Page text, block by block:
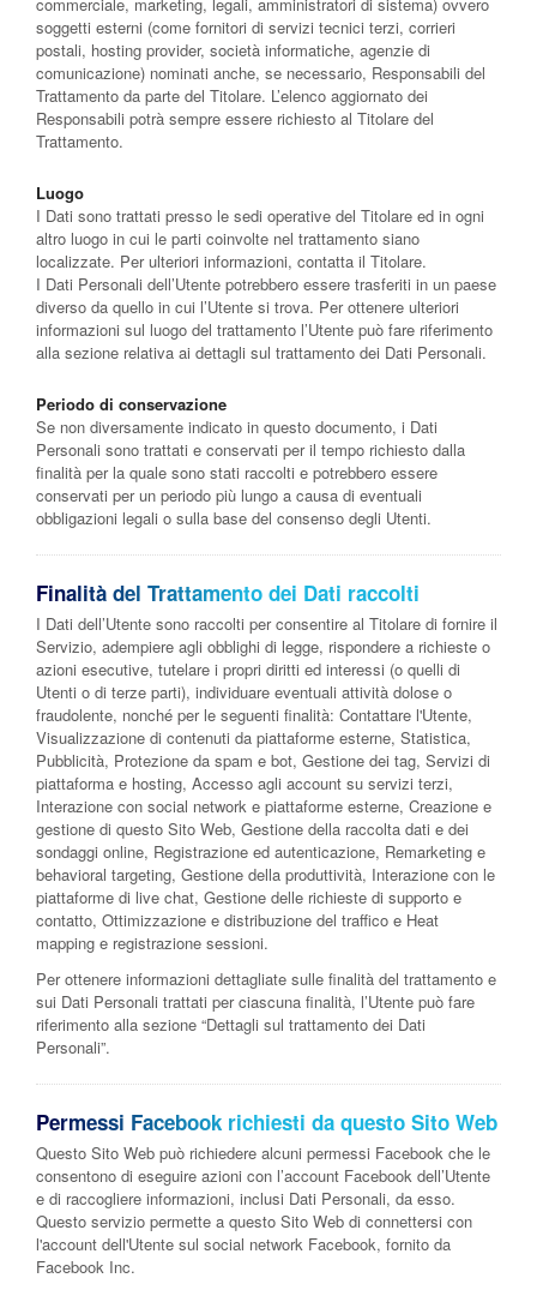
soggetti esterni (come fornitori di servizi tecnici terzi, corrieri
postali, hosting provider, società informatiche, agenzie di
comunicazione) nominati anche, se necessario, Responsabili del
Trattamento da parte del Titolare. L’elenco aggiornato dei
Responsabili potrà sempre essere richiesto al Titolare del
Trattamento.
Luogo
I Dati sono trattati presso le sedi operative del Titolare ed in ogni
altro luogo in cui le parti coinvolte nel trattamento siano
localizzate. Per ulteriori informazioni, contatta il Titolare.
I Dati Personali dell’Utente potrebbero essere trasferiti in un paese
diverso da quello in cui l’Utente si trova. Per ottenere ulteriori
informazioni sul luogo del trattamento l’Utente può fare riferimento
alla sezione relativa ai dettagli sul trattamento dei Dati Personali.
Periodo di conservazione
Se non diversamente indicato in questo documento, i Dati
Personali sono trattati e conservati per il tempo richiesto dalla
finalità per la quale sono stati raccolti e potrebbero essere
conservati per un periodo più lungo a causa di eventuali
obbligazioni legali o sulla base del consenso degli Utenti.
Finalità del Trattamento dei Dati raccolti
I Dati dell’Utente sono raccolti per consentire al Titolare di fornire il
Servizio, adempiere agli obblighi di legge, rispondere a richieste o
azioni esecutive, tutelare i propri diritti ed interessi (o quelli di
Utenti o di terze parti), individuare eventuali attività dolose o
fraudolente, nonché per le seguenti finalità: Contattare l'Utente,
Visualizzazione di contenuti da piattaforme esterne, Statistica,
Pubblicità, Protezione da spam e bot, Gestione dei tag, Servizi di
piattaforma e hosting, Accesso agli account su servizi terzi,
Interazione con social network e piattaforme esterne, Creazione e
gestione di questo Sito Web, Gestione della raccolta dati e dei
sondaggi online, Registrazione ed autenticazione, Remarketing e
behavioral targeting, Gestione della produttività, Interazione con le
piattaforme di live chat, Gestione delle richieste di supporto e
contatto, Ottimizzazione e distribuzione del traffico e Heat
mapping e registrazione sessioni.
Per ottenere informazioni dettagliate sulle finalità del trattamento e
sui Dati Personali trattati per ciascuna finalità, l’Utente può fare
riferimento alla sezione “Dettagli sul trattamento dei Dati
Personali”.
Permessi Facebook richiesti da questo Sito Web
Questo Sito Web può richiedere alcuni permessi Facebook che le
consentono di eseguire azioni con l’account Facebook dell’Utente
e di raccogliere informazioni, inclusi Dati Personali, da esso.
Questo servizio permette a questo Sito Web di connettersi con
l'account dell'Utente sul social network Facebook, fornito da
Facebook Inc.